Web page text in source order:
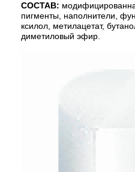
СОСТАВ:
пигменты, наполнители,
ксилол, метилацетат,
диметиловый эфир.